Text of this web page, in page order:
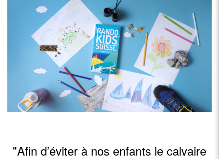
"Afin d’éviter à nos enfants le calvaire